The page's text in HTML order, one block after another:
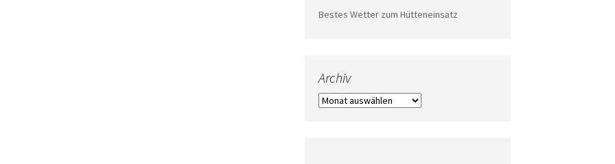
Bestes Wetter zum Hütteneinsatz
Archiv
Archiv